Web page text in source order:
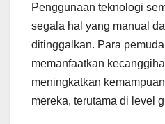
Penggunaan teknologi
segala hal yang manual
ditinggalkan. Para
memanfaatkan
meningkatkan
mereka, terutama di level